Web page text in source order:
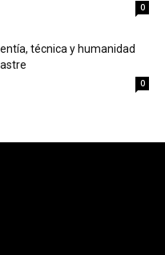
0
técnica y humanidad
0